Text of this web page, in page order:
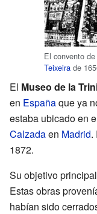
El convento
Teixeira de
El Museo de la
en Españaque ya
estaba ubicado en
Calzadaen Madrid.
1872.
Su objetivo
Estas obras
habían sido